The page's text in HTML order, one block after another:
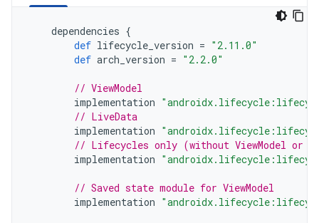
dependencies {
def lifecycle_version = "2.11.0"
def arch_version = "2.2.0"
// ViewModel
implementation
// LiveData
implementation
// Lifecycles only (without ViewModel or
implementation
// Saved state module for ViewModel
implementation